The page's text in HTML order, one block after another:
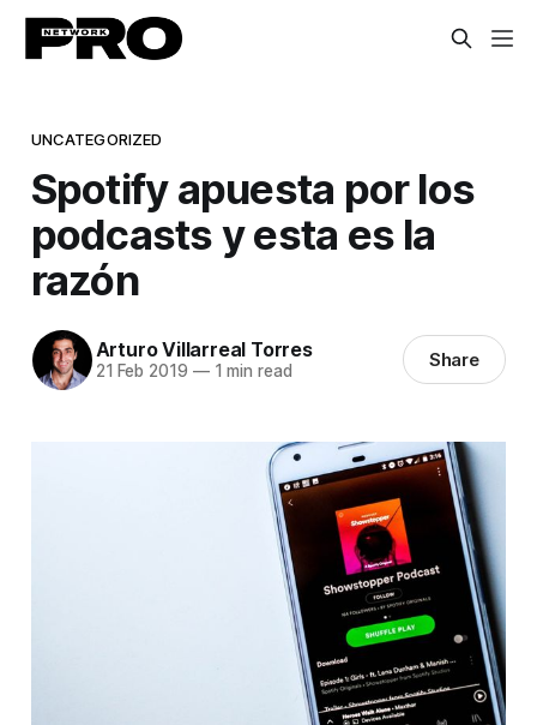
UNCATEGORIZED
Spotify apuesta por los
podcasts y esta es la
razón
Arturo Villarreal Torres
21 Feb 2019 —1 min read Share